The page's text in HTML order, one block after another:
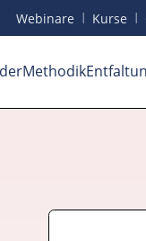
Webinare I Kurse I
Methodik